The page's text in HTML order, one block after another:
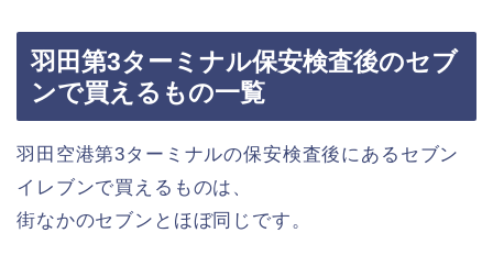
羽田第3ターミナル保安検査後のセブ
ンで買えるもの一覧
羽田空港第3ターミナルの保安検査後にあるセブン
イレブンで買えるものは、
街なかのセブンとほぼ同じです。